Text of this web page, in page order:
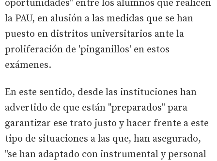
oportunidades" entre los alumnos que realicen
la PAU, en alusión a las medidas que se han
puesto en distritos universitarios ante la
proliferación de 'pinganillos' en estos
exámenes.
En este sentido, desde las instituciones han
advertido de que están "preparados" para
garantizar ese trato justo y hacer frente a este
tipo de situaciones a las que, han asegurado,
"se han adaptado con instrumental y personal